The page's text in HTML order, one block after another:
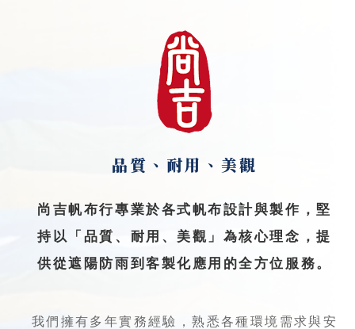
品質、耐用、美觀
尚吉帆布行專業於各式帆布設計與製作，堅
持以「品質、耐用、美觀」為核心理念，提
供從遮陽防雨到客製化應用的全方位服務。
我們擁有多年實務經驗，熟悉各種環境需求與安